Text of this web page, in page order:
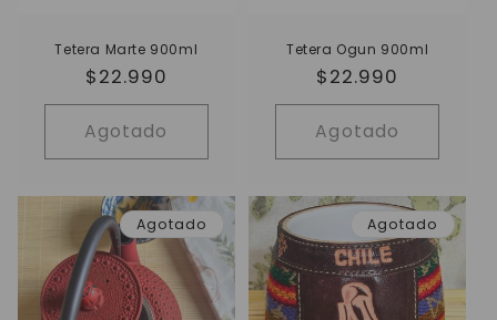
Tetera Marte 900ml
Precio
habitual
$22.990
Agotado
Tetera Ogun 900ml
Precio
habitual
$22.990
Agotado
Agotado Agotado